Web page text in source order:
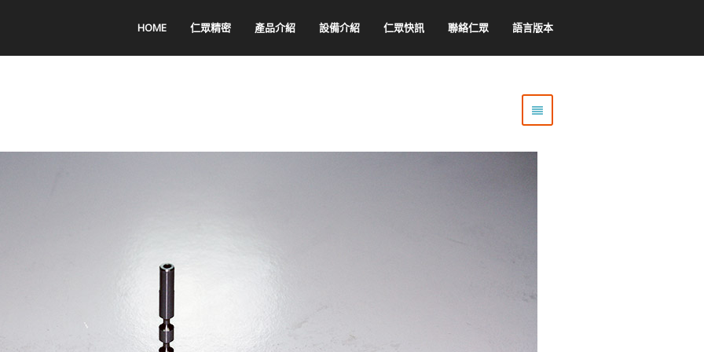
HOME 仁眾精密 產品介紹 設備介紹 仁眾快訊 聯絡仁眾 語言版本